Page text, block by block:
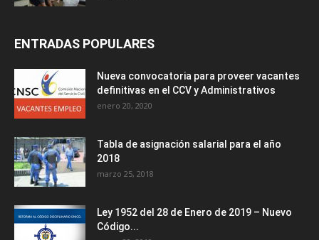
ENTRADAS POPULARES
Nueva convocatoria para proveer vacantes
definitivas en el CCV y Administrativos
enero 20, 2020
Tabla de asignación salarial para el año
2018
marzo 25, 2018
Ley 1952 del 28 de Enero de 2019 – Nuevo
Código...